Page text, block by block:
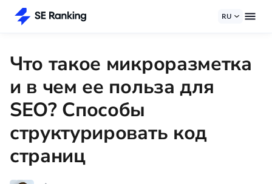
RU
Что такое микроразметка
и в чем ее польза для
SEO? Способы
структурировать код
страниц